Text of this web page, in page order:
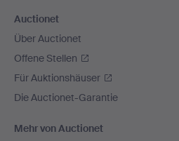
Auctionet
Über Auctionet
Offene Stellen
Für Auktionshäuser
Die Auctionet-Garantie
Mehr von Auctionet